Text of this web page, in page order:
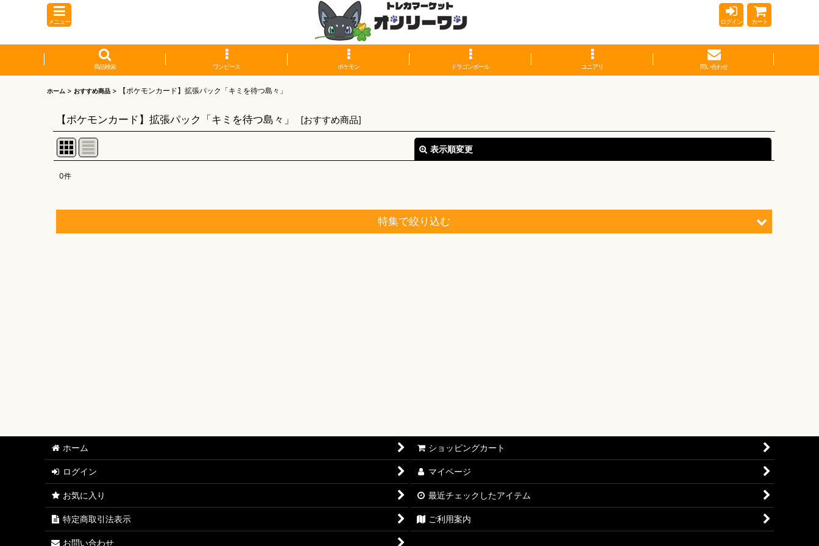
メニュー ログイン カート
商品検索 ワンピース ポケモン ドラゴンボール ユニアリ 問い合わせ
ホーム > おすすめ商品 > 【ポケモンカード】拡張パック「キミを待つ島々」
【ポケモンカード】拡張パック「キミを待つ島々」 [おすすめ商品]
表示順変更
0件
特集で絞り込む
【ワンピースカード】エクストラブースター ONE PIECE Heroines Edition【EB-03】
【ワンピースカード】ブースターパック 受け継がれる意志【OP-13】
【ワンピースカード】プレミアムブースター ONE PIECE CARD THE BEST vol.2【PRB-02】
【ワンピースカード】ブースターパック 師弟の絆【OP-12】
【ワンピースカード】ブースターパック 神速の拳【OP-11】
ホーム ショッピングカート
ログイン マイページ
お気に入り 最近チェックしたアイテム
特定商取引法表示 ご利用案内
お問い合わせ